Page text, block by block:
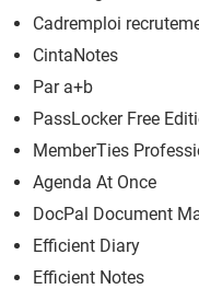
Cadremploi
CintaNotes
Par a+b
PassLocker Free
MemberTies
Agenda At Once
DocPal Document
Efficient Diary
Efficient Notes